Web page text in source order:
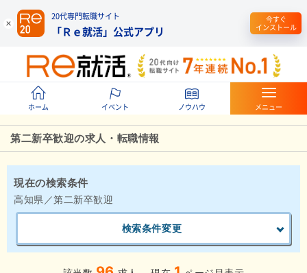
20代専門転職サイト
「Ｒｅ就活」公式アプリ
今すぐ
インストール
ホーム イベント ノウハウ メニュー
第二新卒歓迎の求人・転職情報
現在の検索条件
高知県／第二新卒歓迎
検索条件変更